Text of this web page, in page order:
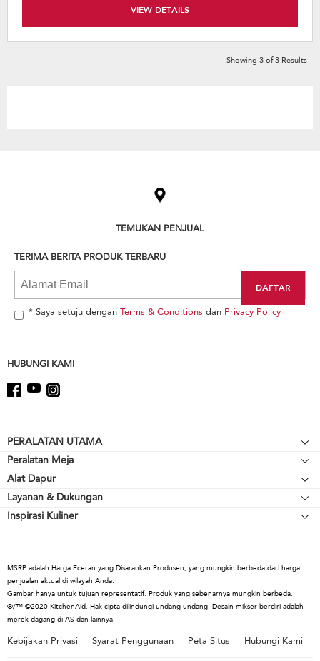
VIEW DETAILS
Showing 3 of3 Results
find
the
end
TEMUKAN PENJUAL
TERIMA BERITA PRODUK TERBARU
* Saya setuju dengan Terms & Conditions dan Privacy Policy
HUBUNGI KAMI
Footer
PERALATAN UTAMA
Kompor meja
Oven
Lemari Es
Kap & Ventilasi
Warming Drawers
Peralatan Meja
Mikser Berdiri
Pelengkap Mikser Berdiri
Blender
Prosesor Makanan
Koleksi Kopi
Pemanggang Roti
Alat Dapur
Alat Pemanggang
Peralatan Memasak
Alat & Gadget
Layanan & Dukungan
Sumber Daya
Inspirasi Kuliner
Karir
Internasional
Ruang Pers
Informasi Penarikan
MSRP adalah Harga Eceran yang Disarankan Produsen, yang mungkin berbeda dari harga
penjualan aktual di wilayah Anda.
Gambar hanya untuk tujuan representatif. Produk yang sebenarnya mungkin berbeda.
®/™ ©2020 KitchenAid. Hak cipta dilindungi undang-undang. Desain mikser berdiri adalah
merek dagang di AS dan lainnya.
Kebijakan Privasi Syarat Penggunaan Peta Situs Hubungi Kami